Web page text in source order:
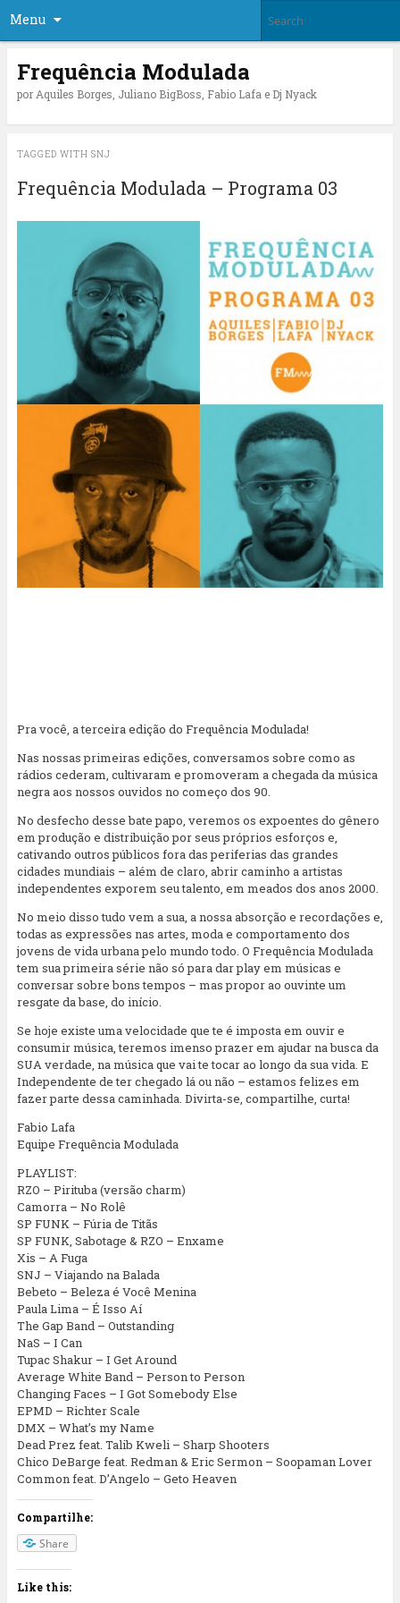
Menu
Frequência Modulada
por Aquiles Borges, Juliano BigBoss, Fabio Lafa e Dj Nyack
TAGGED WITH SNJ
Frequência Modulada – Programa 03
Pra você, a terceira edição do Frequência Modulada!
Nas nossas primeiras edições, conversamos sobre como as
rádios cederam, cultivaram e promoveram a chegada da música
negra aos nossos ouvidos no começo dos 90.
No desfecho desse bate papo, veremos os expoentes do gênero
em produção e distribuição por seus próprios esforços e,
cativando outros públicos fora das periferias das grandes
cidades mundiais – além de claro, abrir caminho a artistas
independentes exporem seu talento, em meados dos anos 2000.
No meio disso tudo vem a sua, a nossa absorção e recordações e,
todas as expressões nas artes, moda e comportamento dos
jovens de vida urbana pelo mundo todo. O Frequência Modulada
tem sua primeira série não só para dar play em músicas e
conversar sobre bons tempos – mas propor ao ouvinte um
resgate da base, do início.
Se hoje existe uma velocidade que te é imposta em ouvir e
consumir música, teremos imenso prazer em ajudar na busca da
SUA verdade, na música que vai te tocar ao longo da sua vida. E
Independente de ter chegado lá ou não – estamos felizes em
fazer parte dessa caminhada. Divirta-se, compartilhe, curta!
Fabio Lafa
Equipe Frequência Modulada
PLAYLIST:
RZO – Pirituba (versão charm)
Camorra – No Rolê
SP FUNK – Fúria de Titãs
SP FUNK, Sabotage & RZO – Enxame
Xis – A Fuga
SNJ – Viajando na Balada
Bebeto – Beleza é Você Menina
Paula Lima – É Isso Aí
The Gap Band – Outstanding
NaS – I Can
Tupac Shakur – I Get Around
Average White Band – Person to Person
Changing Faces – I Got Somebody Else
EPMD – Richter Scale
DMX – What’s my Name
Dead Prez feat. Talib Kweli – Sharp Shooters
Chico DeBarge feat. Redman & Eric Sermon – Soopaman Lover
Common feat. D’Angelo – Geto Heaven
Compartilhe:
Share
Like this: